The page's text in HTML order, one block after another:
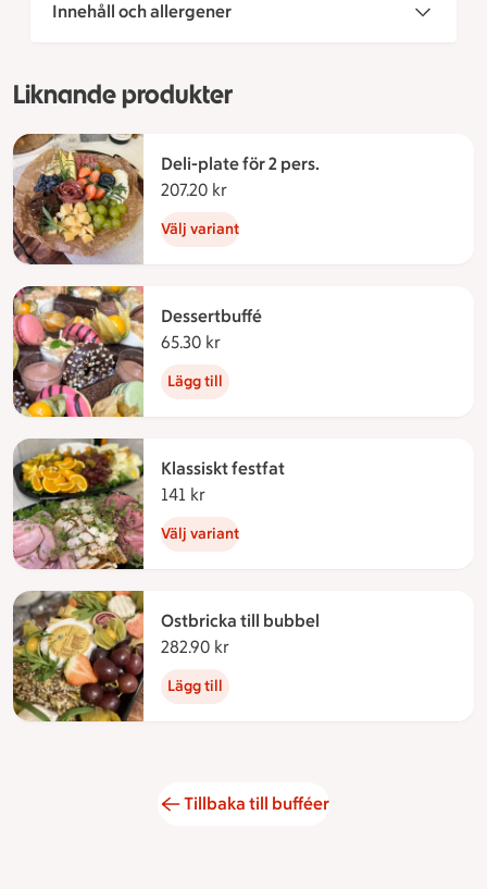
Innehåll och allergener
Liknande produkter
Deli-plate för 2 pers.
207.20 kr
Välj variant
Dessertbuffé
65.30 kr
Lägg till
Klassiskt festfat
141 kr
Välj variant
Ostbricka till bubbel
282.90 kr
Lägg till
Tillbaka till bufféer